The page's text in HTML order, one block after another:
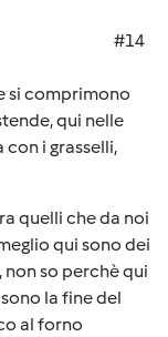
#14
si comprimono
qui nelle
i grasselli,
quelli che da noi
qui sono dei
so perchè qui
la fine del
al forno